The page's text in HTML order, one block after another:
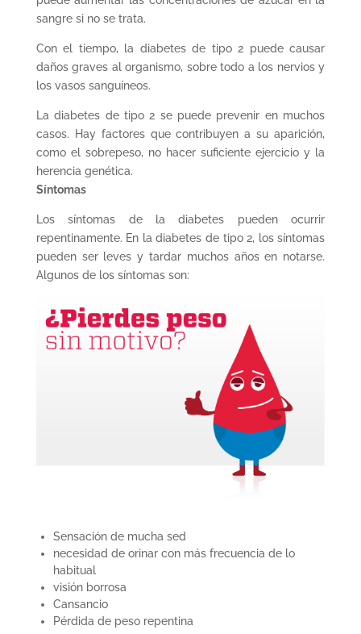
sangre si no se trata.
Con el tiempo, la diabetes de tipo 2 puede causar
daños graves al organismo, sobre todo a los nervios y
los vasos sanguíneos.
La diabetes de tipo 2 se puede prevenir en muchos
casos. Hay factores que contribuyen a su aparición,
como el sobrepeso, no hacer suficiente ejercicio y la
herencia genética.
Síntomas
Los síntomas de la diabetes pueden ocurrir
repentinamente. En la diabetes de tipo 2, los síntomas
pueden ser leves y tardar muchos años en notarse.
Algunos de los síntomas son:
Sensación de mucha sed
necesidad de orinar con más frecuencia de lo
habitual
visión borrosa
Cansancio
Pérdida de peso repentina